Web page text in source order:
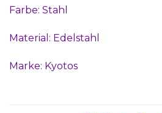
Farbe: Stahl
Material: Edelstahl
Marke: Kyotos